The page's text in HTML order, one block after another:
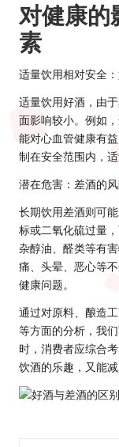
对健康的
素
适量饮用相对安全
适量饮用好酒，由
面影响较小。例如
能对心血管健康有
制在安全范围内，
潜在危害：差酒的
长期饮用差酒则可
标或二氧化硫过量
杂醇油、醛类等有
痛、头晕、恶心等
健康问题。
通过对原料、酿造
等方面的分析，我
时，消费者应综合
饮酒的乐趣，又能